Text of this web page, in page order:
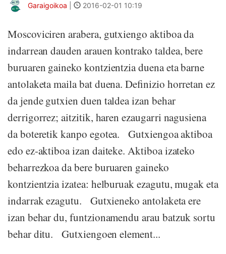
Garaigoikoa 2016-02-01 10:19
Moscoviciren arabera, gutxiengo aktiboa da
indarrean dauden arauen kontrako taldea, bere
buruaren gaineko kontzientzia duena eta barne
antolaketa maila bat duena. Definizio horretan ez
da jende gutxien duen taldea izan behar
derrigorrez; aitzitik, haren ezaugarri nagusiena
da boteretik kanpo egotea. Gutxiengoa aktiboa
edo ez-aktiboa izan daiteke. Aktiboa izateko
beharrezkoa da bere buruaren gaineko
kontzientzia izatea: helburuak ezagutu, mugak eta
indarrak ezagutu. Gutxieneko antolaketa ere
izan behar du, funtzionamendu arau batzuk sortu
behar ditu. Gutxiengoen element...